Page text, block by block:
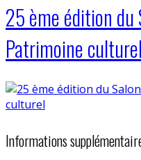
25 ème édition
Patrimoine culturel
Informations